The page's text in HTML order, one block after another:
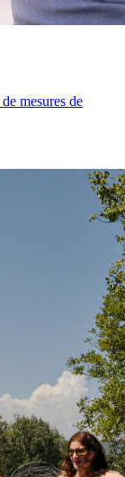
mesures de